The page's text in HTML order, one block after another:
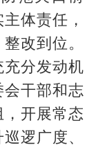
体责任，
改到位。
充分发动机
会干部和志
开展常态
逻广度、